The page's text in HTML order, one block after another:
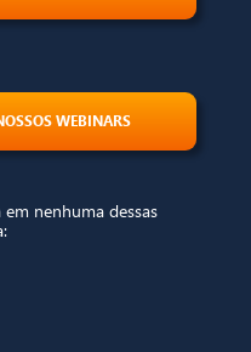
WEBINARS
em nenhuma dessas